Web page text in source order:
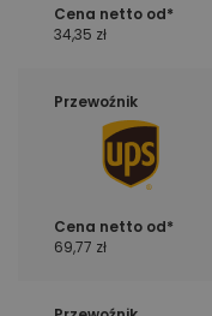
34,35 zł
69,77 zł